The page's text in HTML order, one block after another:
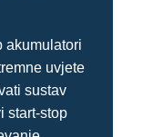
akumulatori
uvjete
sustav
start-stop